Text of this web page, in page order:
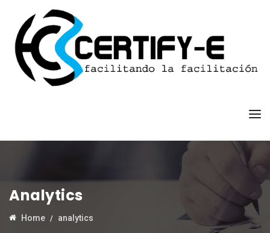
Analytics
Home analytics